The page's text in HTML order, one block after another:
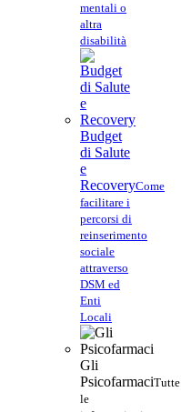
mentali o
altra
disabilità
Budget
di Salute
e
RecoveryCome
facilitare i
percorsi di
reinserimento
sociale
attraverso
DSM ed
Enti
Locali
Gli
PsicofarmaciTutte
le